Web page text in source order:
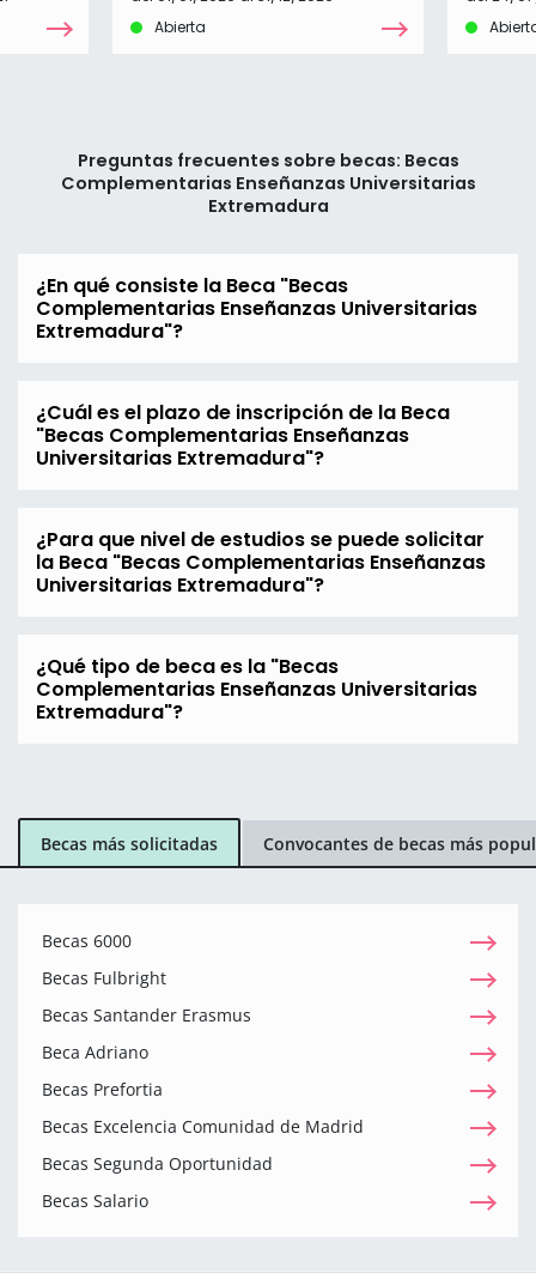
Abierta
Preguntas frecuentes sobre becas: Becas
Complementarias Enseñanzas Universitarias
Extremadura
¿En qué consiste la Beca "Becas
Complementarias Enseñanzas Universitarias
Extremadura"?
¿Cuál es el plazo de inscripción de la Beca
"Becas Complementarias Enseñanzas
Universitarias Extremadura"?
¿Para que nivel de estudios se puede solicitar
la Beca "Becas Complementarias Enseñanzas
Universitarias Extremadura"?
¿Qué tipo de beca es la "Becas
Complementarias Enseñanzas Universitarias
Extremadura"?
Becas más solicitadas Convocantes de becas más
Becas 6000
Becas Fulbright
Becas Santander Erasmus
Beca Adriano
Becas Prefortia
Becas Excelencia Comunidad de Madrid
Becas Segunda Oportunidad
Becas Salario